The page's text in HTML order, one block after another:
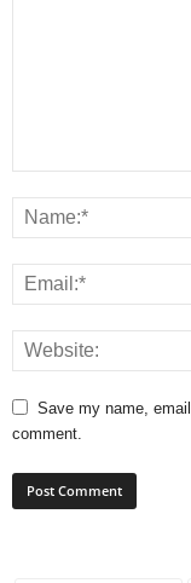
Save my name,
comment.